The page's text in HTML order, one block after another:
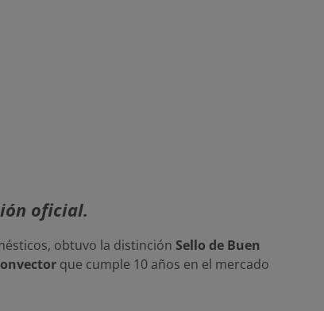
oficial.
obtuvo la distinción Sello de Buen
que cumple 10 años en el mercado